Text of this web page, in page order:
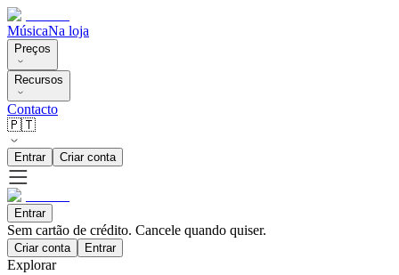
MúsicaNa loja
Preços
Recursos
Contacto
🇵🇹
Entrar Criar conta
Entrar
Sem cartão de crédito. Cancele quando quiser.
Criar conta Entrar
Explorar